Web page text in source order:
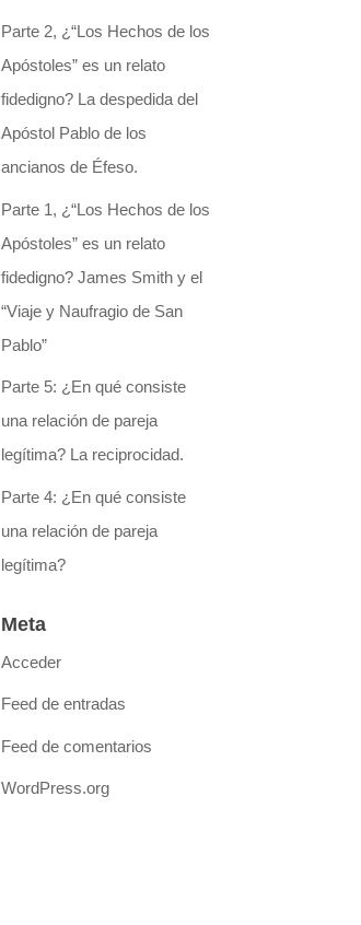
Parte 2, ¿“Los Hechos de los
Apóstoles” es un relato
fidedigno? La despedida del
Apóstol Pablo de los
ancianos de Éfeso.
Parte 1, ¿“Los Hechos de los
Apóstoles” es un relato
fidedigno? James Smith y el
“Viaje y Naufragio de San
Pablo”
Parte 5: ¿En qué consiste
una relación de pareja
legítima? La reciprocidad.
Parte 4: ¿En qué consiste
una relación de pareja
legítima?
Meta
Acceder
Feed de entradas
Feed de comentarios
WordPress.org